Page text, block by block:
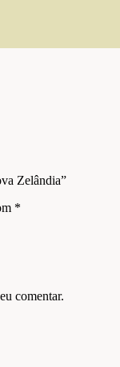
Zelândia”
*
comentar.